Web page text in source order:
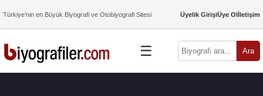
Türkiye’nin en Büyük Biyografi ve Otobiyografi Sitesi Üyelik GirişiÜye Olİletişim
☰ Ara